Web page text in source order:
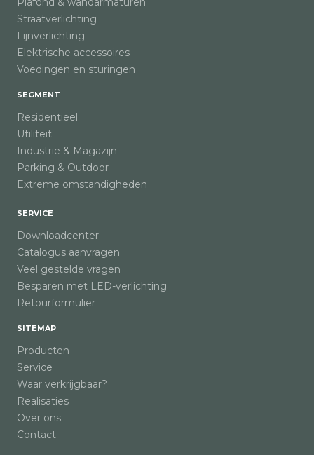
Straatverlichting
Lijnverlichting
Elektrische accessoires
Voedingen en sturingen
SEGMENT
Residentieel
Utiliteit
Industrie & Magazijn
Parking & Outdoor
Extreme omstandigheden
SERVICE
Downloadcenter
Catalogus aanvragen
Veel gestelde vragen
Besparen met LED-verlichting
Retourformulier
SITEMAP
Producten
Service
Waar verkrijgbaar?
Realisaties
Over ons
Contact